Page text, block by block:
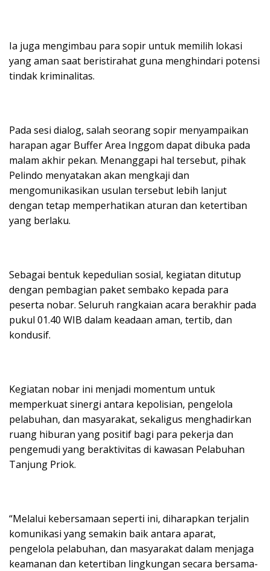
Ia juga mengimbau para sopir untuk memilih lokasi
yang aman saat beristirahat guna menghindari potensi
tindak kriminalitas.
Pada sesi dialog, salah seorang sopir menyampaikan
harapan agar Buffer Area Inggom dapat dibuka pada
malam akhir pekan. Menanggapi hal tersebut, pihak
Pelindo menyatakan akan mengkaji dan
mengomunikasikan usulan tersebut lebih lanjut
dengan tetap memperhatikan aturan dan ketertiban
yang berlaku.
Sebagai bentuk kepedulian sosial, kegiatan ditutup
dengan pembagian paket sembako kepada para
peserta nobar. Seluruh rangkaian acara berakhir pada
pukul 01.40 WIB dalam keadaan aman, tertib, dan
kondusif.
Kegiatan nobar ini menjadi momentum untuk
memperkuat sinergi antara kepolisian, pengelola
pelabuhan, dan masyarakat, sekaligus menghadirkan
ruang hiburan yang positif bagi para pekerja dan
pengemudi yang beraktivitas di kawasan Pelabuhan
Tanjung Priok.
“Melalui kebersamaan seperti ini, diharapkan terjalin
komunikasi yang semakin baik antara aparat,
pengelola pelabuhan, dan masyarakat dalam menjaga
keamanan dan ketertiban lingkungan secara bersama-